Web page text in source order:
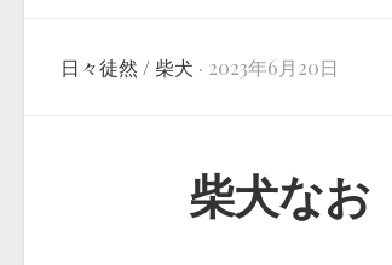
日々徒然 / 柴犬 · 2023年6月20日
柴犬なお